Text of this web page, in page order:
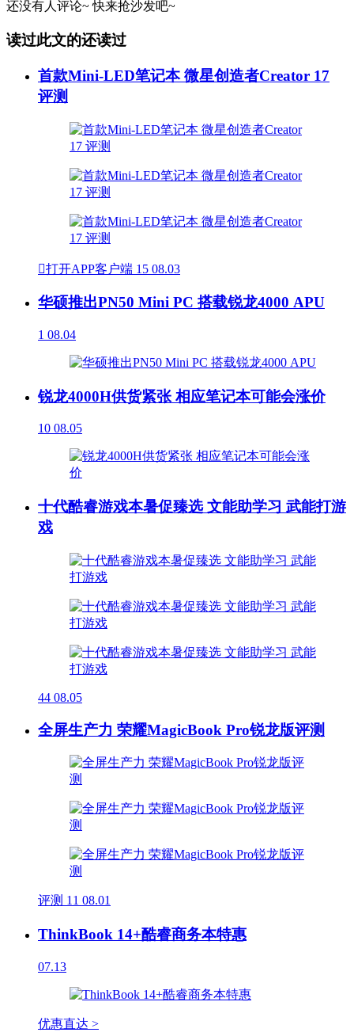
还没有人评论~ 快来抢沙发吧~
读过此文的还读过
首款Mini-LED笔记本 微星创造者Creator 17
评测
打开APP客户端 15 08.03
华硕推出PN50 Mini PC 搭载锐龙4000 APU
1 08.04
锐龙4000H供货紧张 相应笔记本可能会涨价
10 08.05
十代酷睿游戏本暑促臻选 文能助学习 武能打游
戏
44 08.05
全屏生产力 荣耀MagicBook Pro锐龙版评测
评测 11 08.01
ThinkBook 14+酷睿商务本特惠
07.13
优惠直达 >